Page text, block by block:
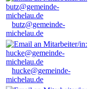
butz@gemeinde-
michelau.de
hucke@gemeinde-
michelau.de